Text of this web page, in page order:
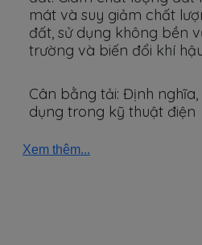
mát và suy giảm chất
đất, sử dụng không bền
trường và biến đổi khí
Cân bằng tải: Định
dụng trong kỹ thuật điện
Xem thêm...